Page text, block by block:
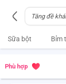
Sữa bột Bỉm
Phù hợp